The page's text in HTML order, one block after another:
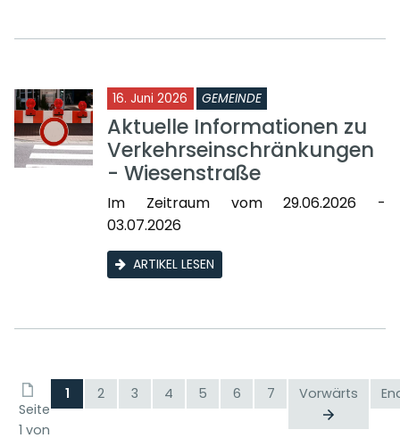
16. Juni 2026 GEMEINDE
Aktuelle Informationen zu
Verkehrseinschränkungen
- Wiesenstraße
Im Zeitraum vom 29.06.2026 -
03.07.2026
ARTIKEL LESEN
Seite
1 von
1 2 3 4 5 6 7 Vorwärts